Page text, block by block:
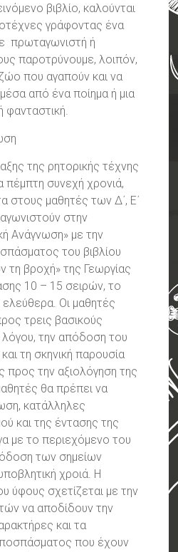
βιβλίο, καλούνται
γράφοντας ένα
πρωταγωνιστή ή
παροτρύνουμε, λοιπόν,
που αγαπούν και να
από ένα ποίημα ή μια
φανταστική.
της ρητορικής τέχνης
πέμπτη συνεχή χρονιά,
στους μαθητές των Δ΄, Ε΄
στην
Ανάγνωση» με την
του βιβλίου
τη βροχή» της Γεωργίας
10 – 15 σειρών, το
Οι μαθητές
τρεις βασικούς
την απόδοση του
τη σκηνική παρουσία
προς την αξιολόγηση της
θα πρέπει να
κατάλληλες
και της έντασης της
με το περιεχόμενο του
των σημείων
χροιά. Η
ύφους σχετίζεται με την
να αποδίδουν την
και τα
που έχουν